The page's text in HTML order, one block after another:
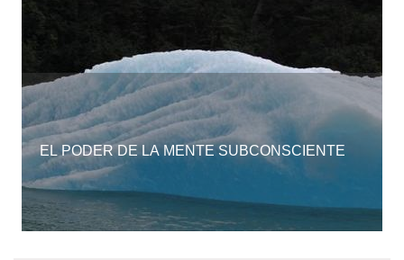
EL PODER DE LA MENTE SUBCONSCIENTE